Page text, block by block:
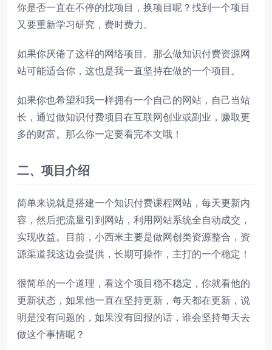
你是否一直在不停的找项目，换项目呢？找到一个项目
又要重新学习研究，费时费力。
如果你厌倦了这样的网络项目。那么做知识付费资源网
站可能适合你，这也是我一直坚持在做的一个项目。
如果你也希望和我一样拥有一个自己的网站，自己当站
长，通过做知识付费项目在互联网创业或副业，赚取更
多的财富。那么你一定要看完本文哦！
二、 项目介绍
简单来说就是搭建一个知识付费课程网站，每天更新内
容，然后把流量引到网站，利用网站系统全自动成交，
实现收益。目前，小西米主要是做网创类资源整合，资
源渠道我这边会提供，长期可操作，主打的一个稳定！
很简单的一个道理，看这个项目稳不稳定，你就看他的
更新状态，如果他一直在坚持更新，每天都在更新，说
明是没有问题的，如果没有回报的话，谁会坚持每天去
做这个事情呢？